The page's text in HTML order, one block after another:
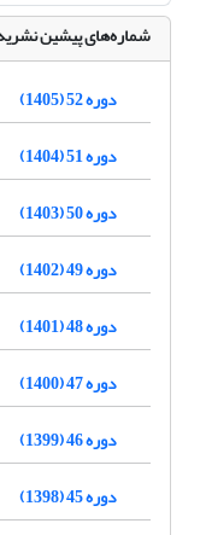
شماره‌های پیشین
دوره 52 (1405)
دوره 51 (1404)
دوره 50 (1403)
دوره 49 (1402)
دوره 48 (1401)
دوره 47 (1400)
دوره 46 (1399)
دوره 45 (1398)